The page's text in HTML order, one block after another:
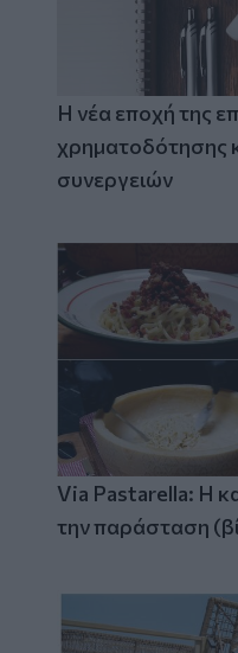
Η νέα εποχή της
χρηματοδότησης
συνεργειών
Via Pastarella: Η
την παράσταση